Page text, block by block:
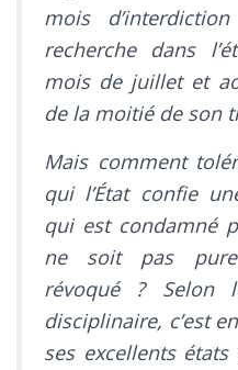
mois
recherche dans
mois de juillet et
de la moitié de son
Mais comment
qui l’État confie
qui est condamné
ne soit pas
révoqué ? Selon
disciplinaire, c’est
ses excellents